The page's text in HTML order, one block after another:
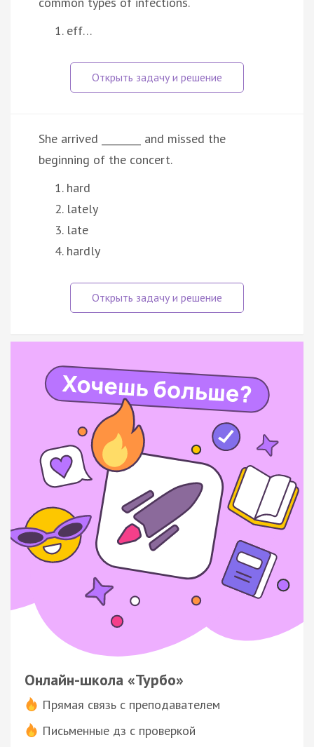
eff…
She arrived ________ and missed the
beginning of the concert.
hard
lately
late
hardly
Онлайн-школа «Турбо»
Прямая связь с преподавателем
Письменные дз с проверкой